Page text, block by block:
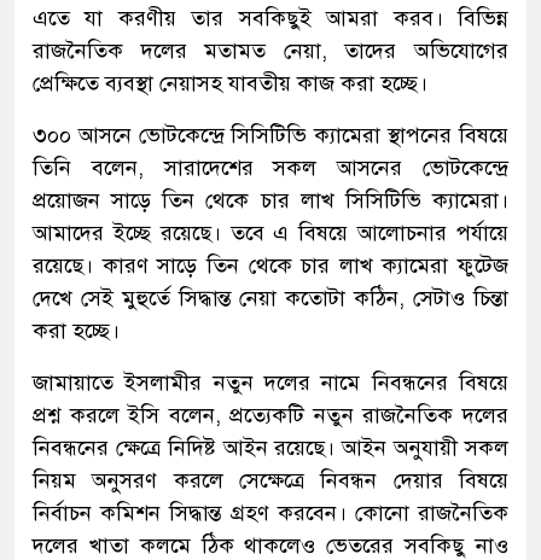
এতে যা করণীয় তার সবকিছুই আমরা করব। বিভিন্ন
রাজনৈতিক দলের মতামত নেয়া, তাদের অভিযোগের
প্রেক্ষিতে ব্যবস্থা নেয়াসহ যাবতীয় কাজ করা হচ্ছে।
৩০০ আসনে ভোটকেন্দ্রে সিসিটিভি ক্যামেরা স্থাপনের বিষয়ে
তিনি বলেন, সারাদেশের সকল আসনের ভোটকেন্দ্রে
প্রয়োজন সাড়ে তিন থেকে চার লাখ সিসিটিভি ক্যামেরা।
আমাদের ইচ্ছে রয়েছে। তবে এ বিষয়ে আলোচনার পর্যায়ে
রয়েছে। কারণ সাড়ে তিন থেকে চার লাখ ক্যামেরা ফুটেজ
দেখে সেই মুহুর্তে সিদ্ধান্ত নেয়া কতোটা কঠিন, সেটাও চিন্তা
করা হচ্ছে।
জামায়াতে ইসলামীর নতুন দলের নামে নিবন্ধনের বিষয়ে
প্রশ্ন করলে ইসি বলেন, প্রত্যেকটি নতুন রাজনৈতিক দলের
নিবন্ধনের ক্ষেত্রে নিদিষ্ট আইন রয়েছে। আইন অনুযায়ী সকল
নিয়ম অনুসরণ করলে সেক্ষেত্রে নিবন্ধন দেয়ার বিষয়ে
নির্বাচন কমিশন সিদ্ধান্ত গ্রহণ করবেন। কোনো রাজনৈতিক
দলের খাতা কলমে ঠিক থাকলেও ভেতরের সবকিছু নাও